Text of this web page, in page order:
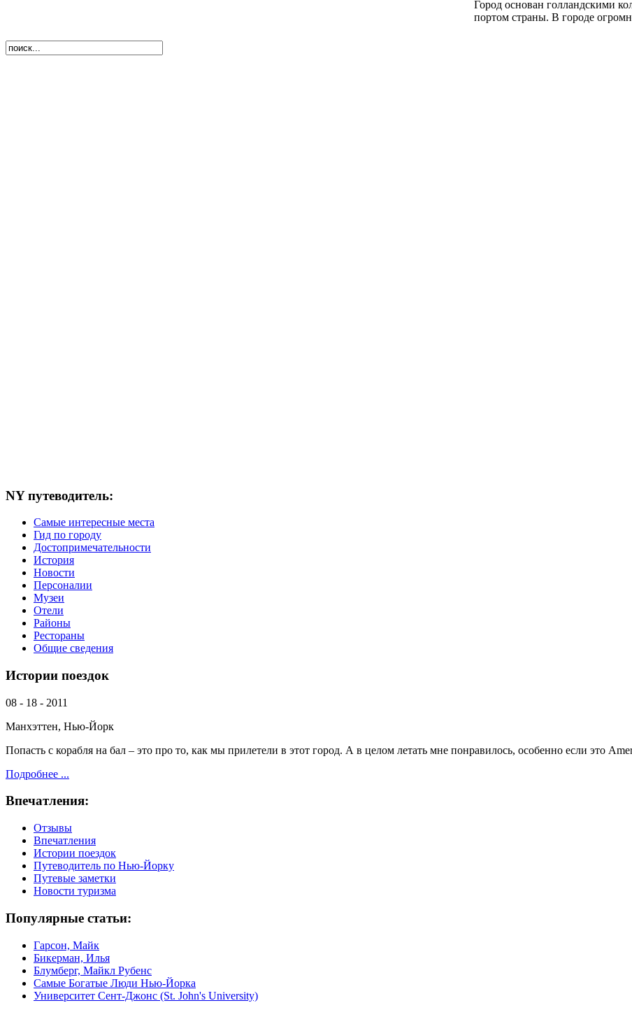
Город основан голландскими
портом страны. В городе
NY путеводитель:
Самые интересные места
Гид по городу
Достопримечательности
История
Новости
Персоналии
Музеи
Отели
Районы
Рестораны
Общие сведения
Истории поездок
08 - 18 - 2011
Манхэттен, Нью-Йорк
Попасть с корабля на бал – это про то, как мы прилетели в этот город. А в целом летать мне понравилось, особенно если это
Подробнее ...
Впечатления:
Отзывы
Впечатления
Истории поездок
Путеводитель по Нью-Йорку
Путевые заметки
Новости туризма
Популярные статьи:
Гарсон, Майк
Бикерман, Илья
Блумберг, Майкл Рубенс
Самые Богатые Люди Нью-Йорка
Университет Сент-Джонс (St. John's University)